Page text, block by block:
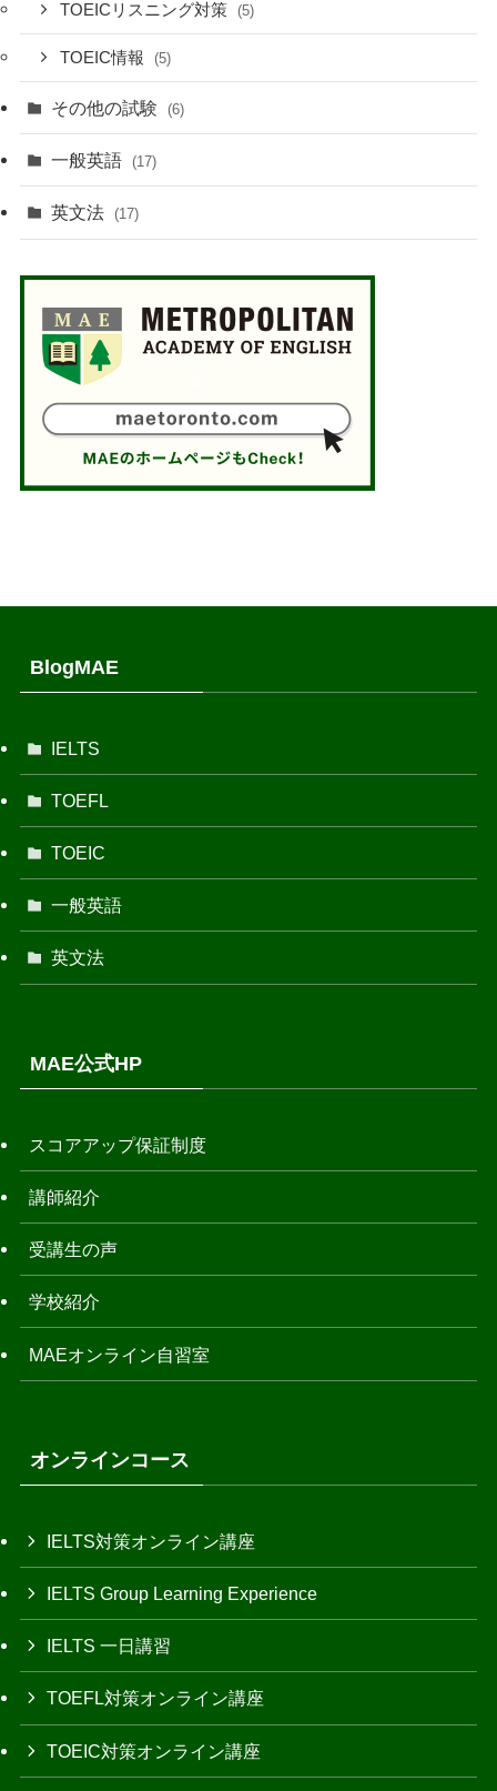
TOEICリスニング対策 (5)
TOEIC情報 (5)
その他の試験 (6)
一般英語 (17)
英文法 (17)
BlogMAE
IELTS
TOEFL
TOEIC
一般英語
英文法
MAE公式HP
スコアアップ保証制度
講師紹介
受講生の声
学校紹介
MAEオンライン自習室
オンラインコース
IELTS対策オンライン講座
IELTS Group Learning Experience
IELTS 一日講習
TOEFL対策オンライン講座
TOEIC対策オンライン講座